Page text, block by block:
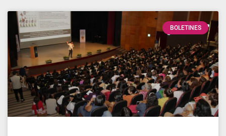
BOLETINES